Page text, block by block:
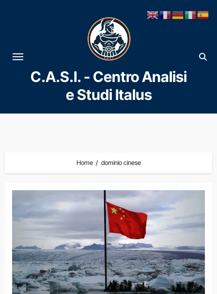
al
contenuto
C.A.S.I. - Centro Analisi
e Studi Italus
Home dominio cinese